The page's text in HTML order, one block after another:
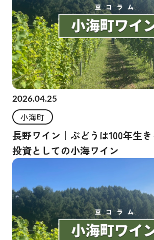
2026.04.25
小海町
長野ワイン｜ぶどうは100年生
投資としての小海ワイン